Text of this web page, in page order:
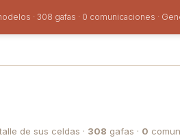
· 308 gafas · 0 comunicaciones ·
de sus celdas · 308 gafas · 0